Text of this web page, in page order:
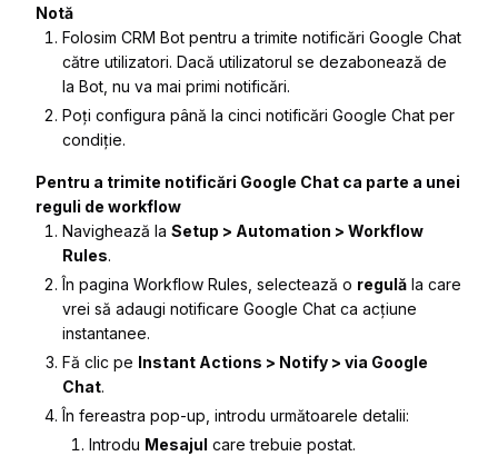
Notă
Folosim CRM Bot pentru a trimite notificări Google Chat
către utilizatori. Dacă utilizatorul se dezabonează de
la Bot, nu va mai primi notificări.
Poți configura până la cinci notificări Google Chat per
condiție.
Pentru a trimite notificări Google Chat ca parte a unei
reguli de workflow
Navighează la Setup > Automation > Workflow
Rules.
În pagina Workflow Rules , selectează o regulă la care
vrei să adaugi notificare Google Chat ca acțiune
instantanee.
Fă clic pe Instant Actions > Notify > via Google
Chat.
În fereastra pop-up, introdu următoarele detalii:
Introdu Mesajul care trebuie postat.